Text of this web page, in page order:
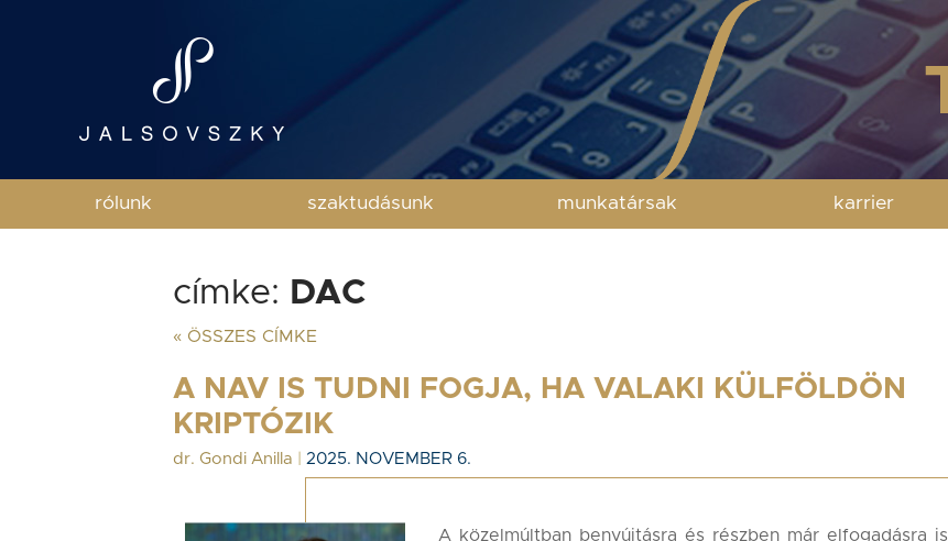
rólunk szaktudásunk munkatársak karrier
címke: DAC
« ÖSSZES CÍMKE
A NAV IS TUDNI FOGJA, HA VALAKI KÜLFÖLDÖN
KRIPTÓZIK
dr. Gondi Anilla 2025. NOVEMBER 6.
A közelmúltban benyújtásra és részben már elfogadásra is